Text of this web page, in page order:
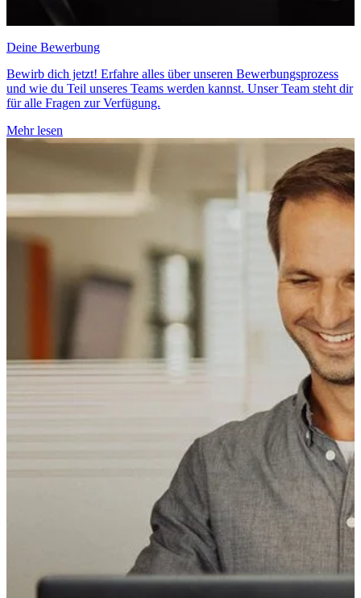
Deine Bewerbung
Bewirb dich jetzt! Erfahre alles über unseren Bewerbungsprozess
und wie du Teil unseres Teams werden kannst. Unser Team steht dir
für alle Fragen zur Verfügung.
Mehr lesen